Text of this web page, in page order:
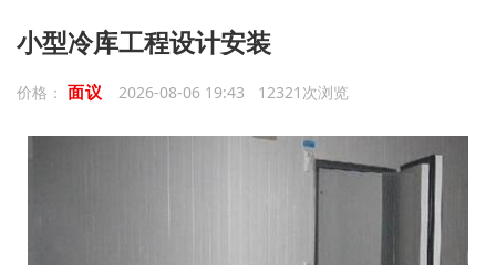
小型冷库工程设计安装
价格： 面议 2026-08-06 19:43 12321次浏览